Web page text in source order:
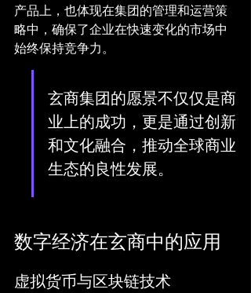
产品上，也体现在集团的管理和运营策
略中，确保了企业在快速变化的市场中
始终保持竞争力。
玄商集团的愿景不仅仅是商
业上的成功，更是通过创新
和文化融合，推动全球商业
生态的良性发展。
数字经济在玄商中的应用
虚拟货币与区块链技术